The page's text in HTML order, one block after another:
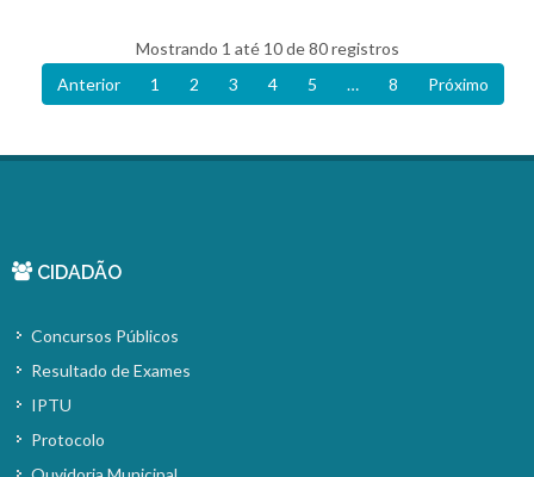
Mostrando 1 até 10 de 80 registros
Anterior
1 2 3 4 5 … 8 Próximo
CIDADÃO
Concursos Públicos
Resultado de Exames
IPTU
Protocolo